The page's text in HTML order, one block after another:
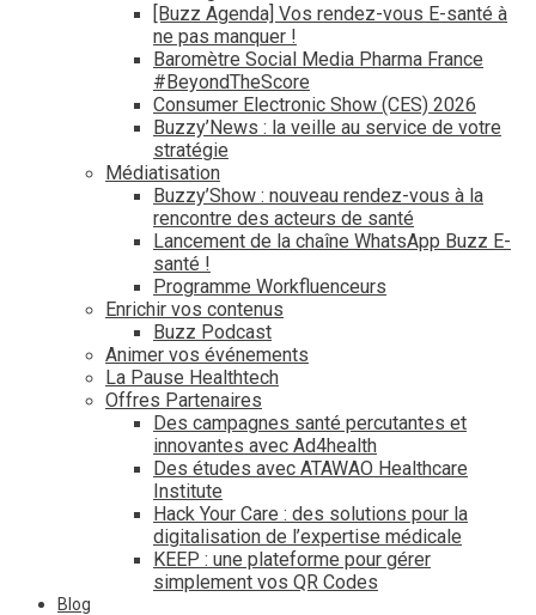
[Buzz Agenda] Vos rendez-vous E-santé à
ne pas manquer !
Baromètre Social Media Pharma France
#BeyondTheScore
Consumer Electronic Show (CES) 2026
Buzzy’News : la veille au service de votre
stratégie
Médiatisation
Buzzy’Show : nouveau rendez-vous à la
rencontre des acteurs de santé
Lancement de la chaîne WhatsApp Buzz E-
santé !
Programme Workfluenceurs
Enrichir vos contenus
Buzz Podcast
Animer vos événements
La Pause Healthtech
Offres Partenaires
Des campagnes santé percutantes et
innovantes avec Ad4health
Des études avec ATAWAO Healthcare
Institute
Hack Your Care : des solutions pour la
digitalisation de l’expertise médicale
KEEP : une plateforme pour gérer
simplement vos QR Codes
Blog